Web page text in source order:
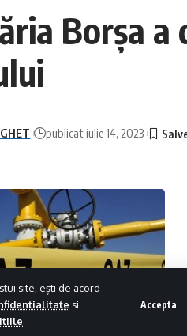
site, ești de acord
si
.
Accepta
Borșa
publicat iulie 14, 2023